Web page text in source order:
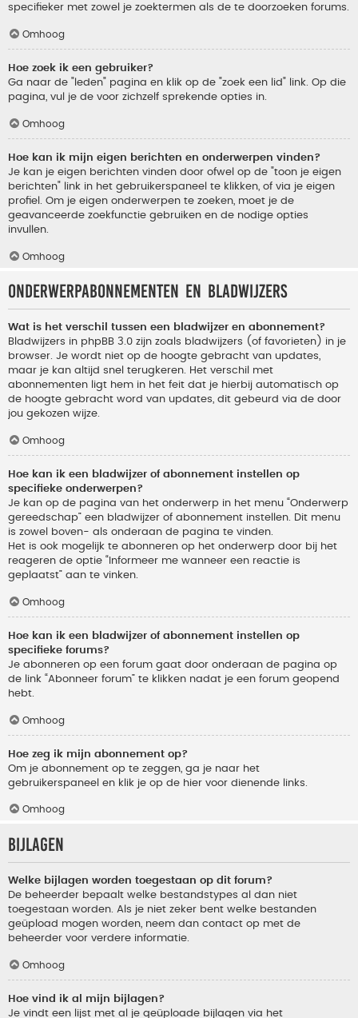
specifieker met zowel je zoektermen als de te doorzoeken forums.
Omhoog
Hoe zoek ik een gebruiker?
Ga naar de "leden" pagina en klik op de "zoek een lid" link. Op die
pagina, vul je de voor zichzelf sprekende opties in.
Omhoog
Hoe kan ik mijn eigen berichten en onderwerpen vinden?
Je kan je eigen berichten vinden door ofwel op de "toon je eigen
berichten" link in het gebruikerspaneel te klikken, of via je eigen
profiel. Om je eigen onderwerpen te zoeken, moet je de
geavanceerde zoekfunctie gebruiken en de nodige opties
invullen.
Omhoog
Onderwerpabonnementen en bladwijzers
Wat is het verschil tussen een bladwijzer en abonnement?
Bladwijzers in phpBB 3.0 zijn zoals bladwijzers (of favorieten) in je
browser. Je wordt niet op de hoogte gebracht van updates,
maar je kan altijd snel terugkeren. Het verschil met
abonnementen ligt hem in het feit dat je hierbij automatisch op
de hoogte gebracht word van updates, dit gebeurd via de door
jou gekozen wijze.
Omhoog
Hoe kan ik een bladwijzer of abonnement instellen op
specifieke onderwerpen?
Je kan op de pagina van het onderwerp in het menu “Onderwerp
gereedschap” een bladwijzer of abonnement instellen. Dit menu
is zowel boven- als onderaan de pagina te vinden.
Het is ook mogelijk te abonneren op het onderwerp door bij het
reageren de optie “Informeer me wanneer een reactie is
geplaatst” aan te vinken.
Omhoog
Hoe kan ik een bladwijzer of abonnement instellen op
specifieke forums?
Je abonneren op een forum gaat door onderaan de pagina op
de link “Abonneer forum” te klikken nadat je een forum geopend
hebt.
Omhoog
Hoe zeg ik mijn abonnement op?
Om je abonnement op te zeggen, ga je naar het
gebruikerspaneel en klik je op de hier voor dienende links.
Omhoog
Bijlagen
Welke bijlagen worden toegestaan op dit forum?
De beheerder bepaalt welke bestandstypes al dan niet
toegestaan worden. Als je niet zeker bent welke bestanden
geüpload mogen worden, neem dan contact op met de
beheerder voor verdere informatie.
Omhoog
Hoe vind ik al mijn bijlagen?
Je vindt een lijst met al je geüploade bijlagen via het